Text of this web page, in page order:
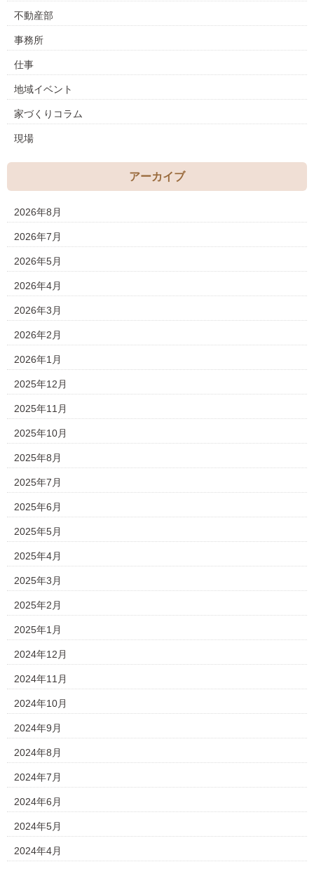
不動産部
事務所
仕事
地域イベント
家づくりコラム
現場
アーカイブ
2026年8月
2026年7月
2026年5月
2026年4月
2026年3月
2026年2月
2026年1月
2025年12月
2025年11月
2025年10月
2025年8月
2025年7月
2025年6月
2025年5月
2025年4月
2025年3月
2025年2月
2025年1月
2024年12月
2024年11月
2024年10月
2024年9月
2024年8月
2024年7月
2024年6月
2024年5月
2024年4月